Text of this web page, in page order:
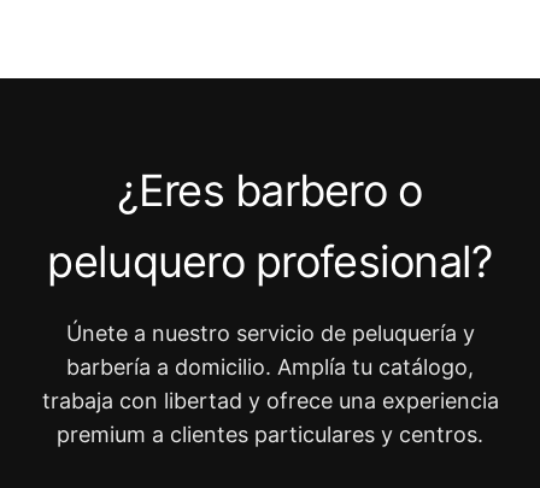
¿Eres barbero o
peluquero profesional?
Únete a nuestro servicio de peluquería y
barbería a domicilio. Amplía tu catálogo,
trabaja con libertad y ofrece una experiencia
premium a clientes particulares y centros.